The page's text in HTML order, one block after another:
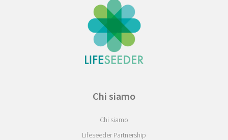
Chi siamo
Chi siamo
Lifeseeder Partnership